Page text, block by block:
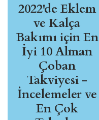
2022'de Eklem
ve Kalça
Bakımı için En
İyi 10 Alman
Çoban
Takviyesi -
İncelemeler ve
En Çok